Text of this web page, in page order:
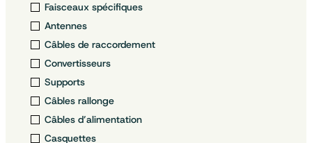
Faisceaux spécifiques
Antennes
Câbles de raccordement
Convertisseurs
Supports
Câbles rallonge
Câbles d’alimentation
Casquettes